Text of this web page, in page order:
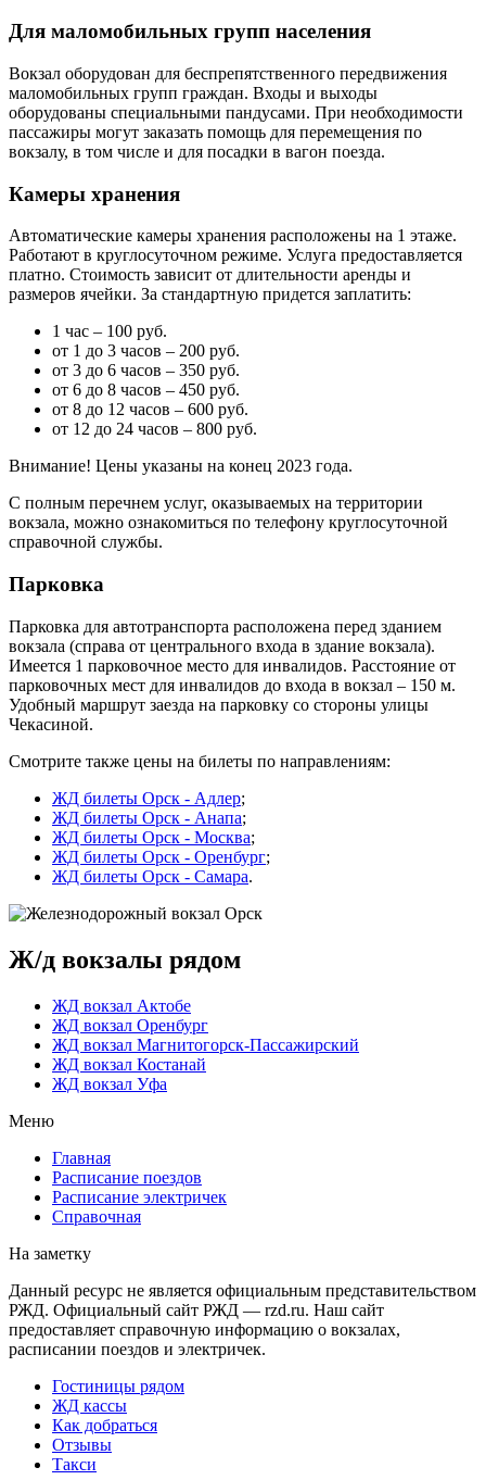
Для маломобильных групп населения
Вокзал оборудован для беспрепятственного передвижения
маломобильных групп граждан. Входы и выходы
оборудованы специальными пандусами. При необходимости
пассажиры могут заказать помощь для перемещения по
вокзалу, в том числе и для посадки в вагон поезда.
Камеры хранения
Автоматические камеры хранения расположены на 1 этаже.
Работают в круглосуточном режиме. Услуга предоставляется
платно. Стоимость зависит от длительности аренды и
размеров ячейки. За стандартную придется заплатить:
1 час – 100 руб.
от 1 до 3 часов – 200 руб.
от 3 до 6 часов – 350 руб.
от 6 до 8 часов – 450 руб.
от 8 до 12 часов – 600 руб.
от 12 до 24 часов – 800 руб.
Внимание! Цены указаны на конец 2023 года.
С полным перечнем услуг, оказываемых на территории
вокзала, можно ознакомиться по телефону круглосуточной
справочной службы.
Парковка
Парковка для автотранспорта расположена перед зданием
вокзала (справа от центрального входа в здание вокзала).
Имеется 1 парковочное место для инвалидов. Расстояние от
парковочных мест для инвалидов до входа в вокзал – 150 м.
Удобный маршрут заезда на парковку со стороны улицы
Чекасиной.
Смотрите также цены на билеты по направлениям:
ЖД билеты Орск - Адлер;
ЖД билеты Орск - Анапа;
ЖД билеты Орск - Москва;
ЖД билеты Орск - Оренбург;
ЖД билеты Орск - Самара.
Ж/д вокзалы рядом
ЖД вокзал Актобе
ЖД вокзал Оренбург
ЖД вокзал Магнитогорск-Пассажирский
ЖД вокзал Костанай
ЖД вокзал Уфа
Меню
Главная
Расписание поездов
Расписание электричек
Справочная
На заметку
Данный ресурс не является официальным представительством
РЖД. Официальный сайт РЖД — rzd.ru. Наш сайт
предоставляет справочную информацию о вокзалах,
расписании поездов и электричек.
Гостиницы рядом
ЖД кассы
Как добраться
Отзывы
Такси